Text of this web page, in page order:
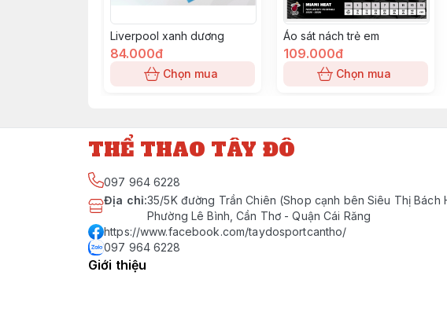
Liverpool xanh dương
84.000đ
Chọn mua
Áo sát nách trẻ em
109.000đ
Chọn mua
THỂ THAO TÂY ĐÔ
097 964 6228
Địa chỉ:35/5K đường Trần Chiên (Shop cạnh bên Siêu Thị Bách
Phường Lê Bình, Cần Thơ - Quận Cái Răng
https://www.facebook.com/taydosportcantho/
097 964 6228
Giới thiệu